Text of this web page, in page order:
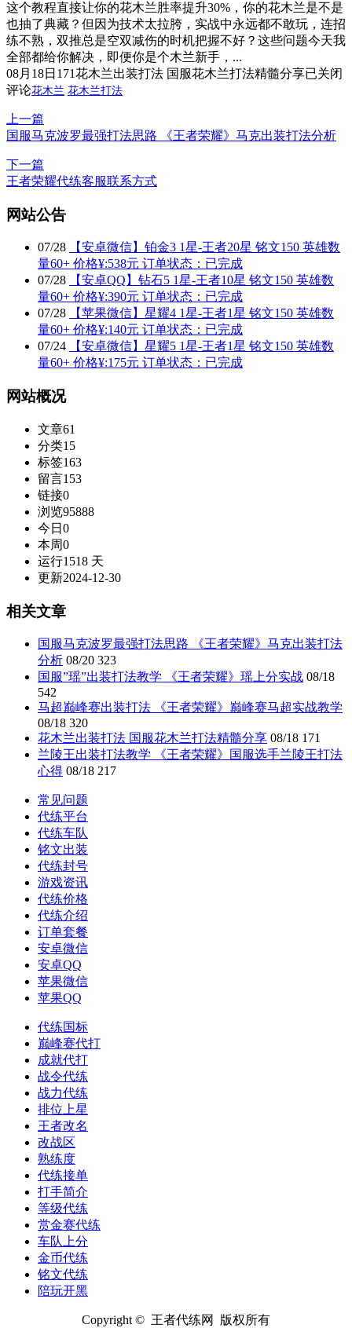
这个教程直接让你的花木兰胜率提升30%，你的花木兰是不是
也抽了典藏？但因为技术太拉胯，实战中永远都不敢玩，连招
练不熟，双推总是空双减伤的时机把握不好？这些问题今天我
全部都给你解决，即便你是个木兰新手，...
08月18日 171花木兰出装打法 国服花木兰打法精髓分享已关闭
评论花木兰 花木兰打法
上一篇
国服马克波罗最强打法思路 《王者荣耀》马克出装打法分析
下一篇
王者荣耀代练客服联系方式
网站公告
07/28
【安卓微信】铂金3 1星-王者20星 铭文150 英雄数
量60+ 价格¥:538元 订单状态：已完成
07/28
【安卓QQ】钻石5 1星-王者10星 铭文150 英雄数
量60+ 价格¥:390元 订单状态：已完成
07/28
【苹果微信】星耀4 1星-王者1星 铭文150 英雄数
量60+ 价格¥:140元 订单状态：已完成
07/24
【安卓微信】星耀5 1星-王者1星 铭文150 英雄数
量60+ 价格¥:175元 订单状态：已完成
网站概况
文章61
分类15
标签163
留言153
链接0
浏览95888
今日 0
本周0
运行1518 天
更新2024-12-30
相关文章
国服马克波罗最强打法思路 《王者荣耀》马克出装打法
分析 08/20 323
国服”瑶”出装打法教学 《王者荣耀》瑶上分实战 08/18
542
马超巅峰赛出装打法 《王者荣耀》巅峰赛马超实战教学
08/18 320
花木兰出装打法 国服花木兰打法精髓分享 08/18 171
兰陵王出装打法教学 《王者荣耀》国服选手兰陵王打法
心得 08/18 217
常见问题
代练平台
代练车队
铭文出装
代练封号
游戏资讯
代练价格
代练介绍
订单套餐
安卓微信
安卓QQ
苹果微信
苹果QQ
代练国标
巅峰赛代打
成就代打
战令代练
战力代练
排位上星
王者改名
改战区
熟练度
代练接单
打手简介
等级代练
赏金赛代练
车队上分
金币代练
铭文代练
陪玩开黑
Copyright © 王者代练网 版权所有